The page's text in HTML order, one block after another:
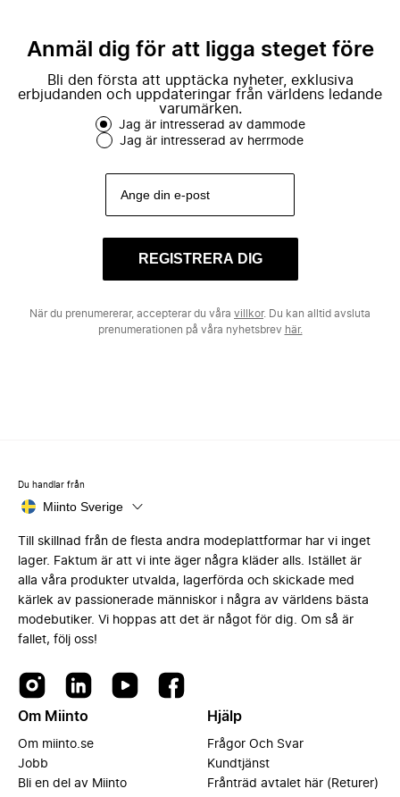
Anmäl dig för att ligga steget före
Bli den första att upptäcka nyheter, exklusiva
erbjudanden och uppdateringar från världens ledande
varumärken.
Jag är intresserad av dammode
Jag är intresserad av herrmode
REGISTRERA DIG
När du prenumererar, accepterar du våra villkor. Du kan alltid avsluta
prenumerationen på våra nyhetsbrev här.
Du handlar från
Miinto Sverige
Till skillnad från de flesta andra modeplattformar har vi inget
lager. Faktum är att vi inte äger några kläder alls. Istället är
alla våra produkter utvalda, lagerförda och skickade med
kärlek av passionerade människor i några av världens bästa
modebutiker. Vi hoppas att det är något för dig. Om så är
fallet, följ oss!
Om Miinto
Om miinto.se
Jobb
Bli en del av Miinto
Hjälp
Frågor Och Svar
Kundtjänst
Frånträd avtalet här (Returer)